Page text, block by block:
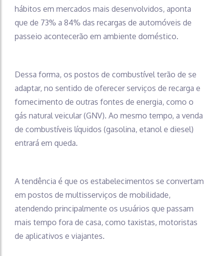
hábitos em mercados mais desenvolvidos, aponta
que de 73% a 84% das recargas de automóveis de
passeio acontecerão em ambiente doméstico.
Dessa forma, os postos de combustível terão de se
adaptar, no sentido de oferecer serviços de recarga e
fornecimento de outras fontes de energia, como o
gás natural veicular (GNV). Ao mesmo tempo, a venda
de combustíveis líquidos (gasolina, etanol e diesel)
entrará em queda.
A tendência é que os estabelecimentos se convertam
em postos de multisserviços de mobilidade,
atendendo principalmente os usuários que passam
mais tempo fora de casa, como taxistas, motoristas
de aplicativos e viajantes.